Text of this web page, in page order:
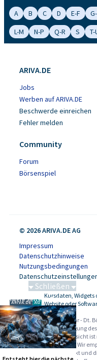
A B C D E-F
L-M
N-P Q-R S T-
ARIVA.DE
Jobs
Werben auf ARIVA.DE
Beschwerde einreichen
Fehler melden
Community
Forum
Börsenspiel
© 2026 ARIVA.DE AG
Impressum
Datenschutzhinweise
Nutzungsbedingungen
-
Kursdaten,
Website oder
stellen.
Alle Angaben ohne Gewähr - Dt.
Werbehinweise:Die Billigung
Finanzdienstleistungsaufsicht ist
Wertpapiere zu verstehen. Wir
Anlegern den Basisprospekt und
Schließen
Schwere Seltene Erden